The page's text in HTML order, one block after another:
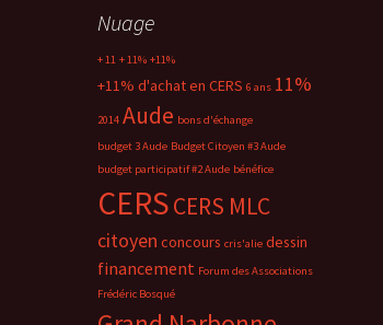
Nuage
+ 11 + 11% +11%
+11% d'achat en CERS 6 ans 11%
2014 Aude bons d'échange
budget 3 Aude Budget Citoyen #3 Aude
budget participatif #2 Aude bénéfice
CERSCERS MLC
citoyen concours cris'alie dessin
financement Forum des Associations
Frédéric Bosqué